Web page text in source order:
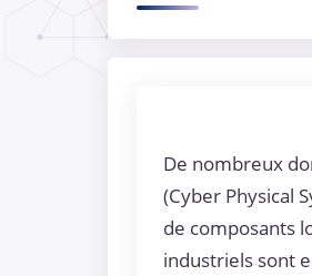
De nombreux
(Cyber Physical
de composants
industriels sont